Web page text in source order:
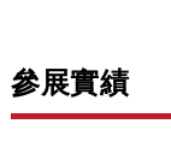
參展實績